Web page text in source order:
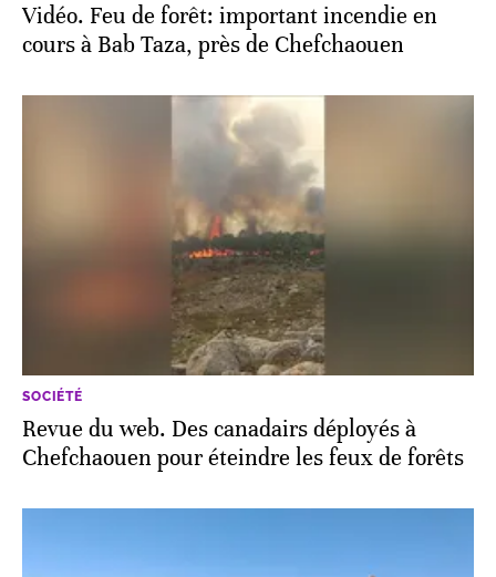
Vidéo. Feu de forêt: important incendie en
cours à Bab Taza, près de Chefchaouen
SOCIÉTÉ
Revue du web. Des canadairs déployés à
Chefchaouen pour éteindre les feux de forêts